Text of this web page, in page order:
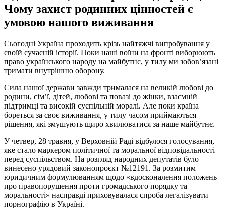
Чому захист родинних цінностей є
умовою нашого виживання
Сьогодні Україна проходить крізь найтяжчі випробування у
своїй сучасній історії. Поки наші воїни на фронті виборюють
право українського народу на майбутнє, у тилу ми зобов’язані
тримати внутрішню оборону.
Сила нашої держави завжди трималася на великій любові до
родини, сім’ї, дітей, любові та повазі до жінки, взаємній
підтримці та високій суспільній моралі. Але поки країна
бореться за своє виживання, у тилу часом приймаються
рішення, які змушують щиро хвилюватися за наше майбутнє.
У четвер, 28 травня, у Верховній Раді відбулося голосування,
яке стало маркером політичної та моральної відповідальності
перед суспільством. На розгляд народних депутатів було
винесено урядовий законопроєкт №12191. За розмитим
юридичним формулюванням щодо «вдосконалення положень
про правопорушення проти громадського порядку та
моральності» насправді приховувалася спроба легалізувати
порнографію в Україні.